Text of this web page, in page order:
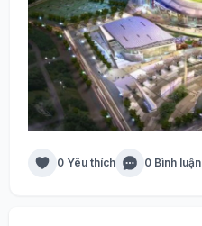
0 Yêu thích 0 Bình luận